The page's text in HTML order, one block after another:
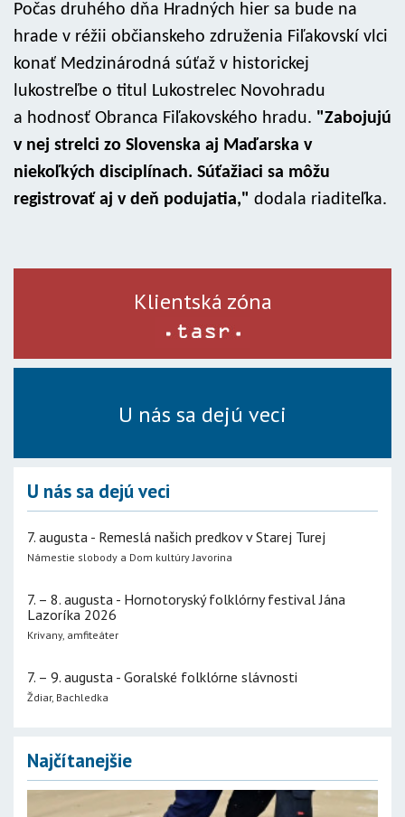
Počas druhého dňa Hradných hier sa bude na
hrade v réžii občianskeho združenia Fiľakovskí vlci
konať Medzinárodná súťaž v historickej
lukostreľbe o titul Lukostrelec Novohradu
a hodnosť Obranca Fiľakovského hradu. "Zabojujú
v nej strelci zo Slovenska aj Maďarska v
niekoľkých disciplínach. Súťažiaci sa môžu
registrovať aj v deň podujatia," dodala riaditeľka.
Klientská zóna
U nás sa dejú veci
U nás sa dejú veci
7. augusta - Remeslá našich predkov v Starej Turej
Námestie slobody a Dom kultúry Javorina
7. – 8. augusta - Hornotoryský folklórny festival Jána
Lazoríka 2026
Krivany, amfiteáter
7. – 9. augusta - Goralské folklórne slávnosti
Ždiar, Bachledka
Najčítanejšie